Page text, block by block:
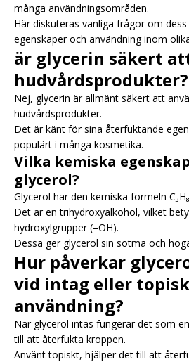
många användningsområden.
Här diskuteras vanliga frågor om
egenskaper och användning inom
är glycerin säkert
hudvårdsprodukter?
Nej, glycerin är allmänt säkert att
hudvårdsprodukter.
Det är känt för sina återfuktande
populärt i många kosmetika.
Vilka kemiska
glycerol?
Glycerol har den kemiska formeln
Det är en trihydroxyalkohol, vilket
hydroxylgrupper (–OH).
Dessa ger glycerol sin sötma och
Hur påverkar
vid intag eller topisk
användning?
När glycerol intas fungerar det som
till att återfukta kroppen.
Använt topiskt, hjälper det till att